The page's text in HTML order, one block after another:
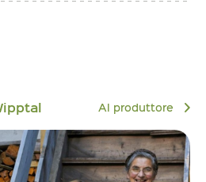
Al produttore